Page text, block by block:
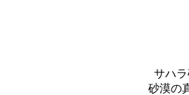
サハ
砂漠の